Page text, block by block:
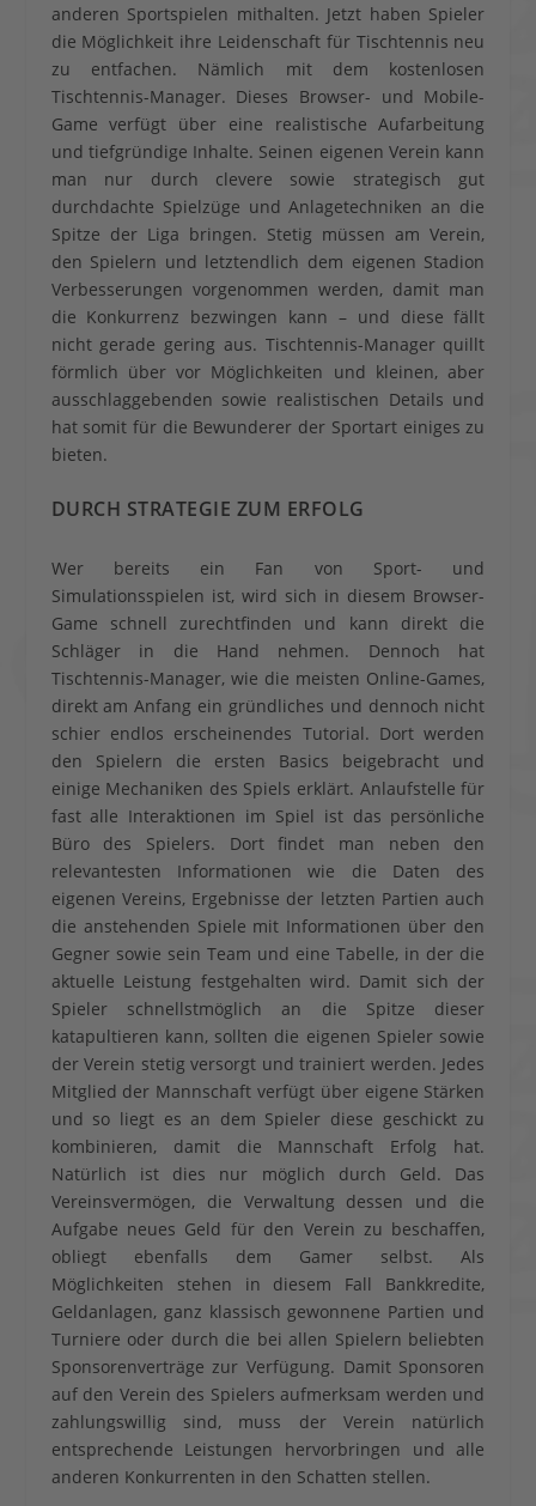
anderen Sportspielen mithalten. Jetzt haben Spieler
die Möglichkeit ihre Leidenschaft für Tischtennis neu
zu entfachen. Nämlich mit dem kostenlosen
Tischtennis-Manager. Dieses Browser- und Mobile-
Game verfügt über eine realistische Aufarbeitung
und tiefgründige Inhalte. Seinen eigenen Verein kann
man nur durch clevere sowie strategisch gut
durchdachte Spielzüge und Anlagetechniken an die
Spitze der Liga bringen. Stetig müssen am Verein,
den Spielern und letztendlich dem eigenen Stadion
Verbesserungen vorgenommen werden, damit man
die Konkurrenz bezwingen kann – und diese fällt
nicht gerade gering aus. Tischtennis-Manager quillt
förmlich über vor Möglichkeiten und kleinen, aber
ausschlaggebenden sowie realistischen Details und
hat somit für die Bewunderer der Sportart einiges zu
bieten.
DURCH STRATEGIE ZUM ERFOLG
Wer bereits ein Fan von Sport- und
Simulationsspielen ist, wird sich in diesem Browser-
Game schnell zurechtfinden und kann direkt die
Schläger in die Hand nehmen. Dennoch hat
Tischtennis-Manager, wie die meisten Online-Games,
direkt am Anfang ein gründliches und dennoch nicht
schier endlos erscheinendes Tutorial. Dort werden
den Spielern die ersten Basics beigebracht und
einige Mechaniken des Spiels erklärt. Anlaufstelle für
fast alle Interaktionen im Spiel ist das persönliche
Büro des Spielers. Dort findet man neben den
relevantesten Informationen wie die Daten des
eigenen Vereins, Ergebnisse der letzten Partien auch
die anstehenden Spiele mit Informationen über den
Gegner sowie sein Team und eine Tabelle, in der die
aktuelle Leistung festgehalten wird. Damit sich der
Spieler schnellstmöglich an die Spitze dieser
katapultieren kann, sollten die eigenen Spieler sowie
der Verein stetig versorgt und trainiert werden. Jedes
Mitglied der Mannschaft verfügt über eigene Stärken
und so liegt es an dem Spieler diese geschickt zu
kombinieren, damit die Mannschaft Erfolg hat.
Natürlich ist dies nur möglich durch Geld. Das
Vereinsvermögen, die Verwaltung dessen und die
Aufgabe neues Geld für den Verein zu beschaffen,
obliegt ebenfalls dem Gamer selbst. Als
Möglichkeiten stehen in diesem Fall Bankkredite,
Geldanlagen, ganz klassisch gewonnene Partien und
Turniere oder durch die bei allen Spielern beliebten
Sponsorenverträge zur Verfügung. Damit Sponsoren
auf den Verein des Spielers aufmerksam werden und
zahlungswillig sind, muss der Verein natürlich
entsprechende Leistungen hervorbringen und alle
anderen Konkurrenten in den Schatten stellen.